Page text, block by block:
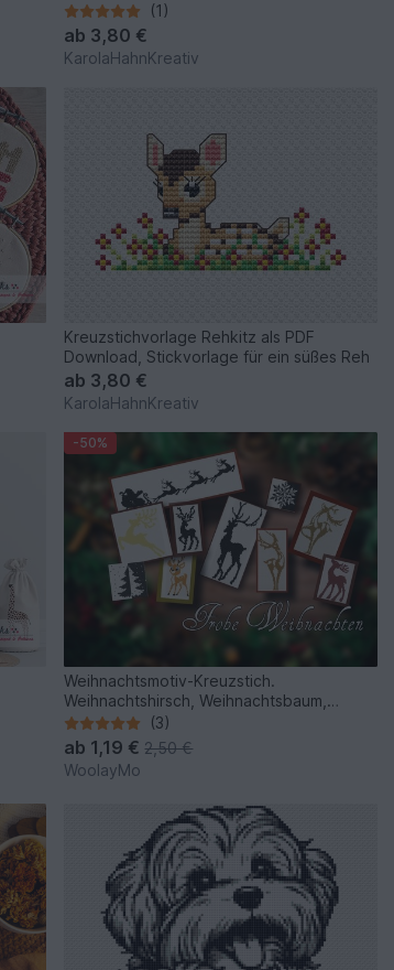
(1)
ab 3,80 €
KarolaHahnKreativ
Kreuzstichvorlage Rehkitz als PDF
Download, Stickvorlage für ein süßes Reh
ab 3,80 €
KarolaHahnKreativ
-50%
Weihnachtsmotiv-Kreuzstich.
Weihnachtshirsch, Weihnachtsbaum,
Schneeflocken
(3)
ab 1,19 € 2,50 €
WoolayMo